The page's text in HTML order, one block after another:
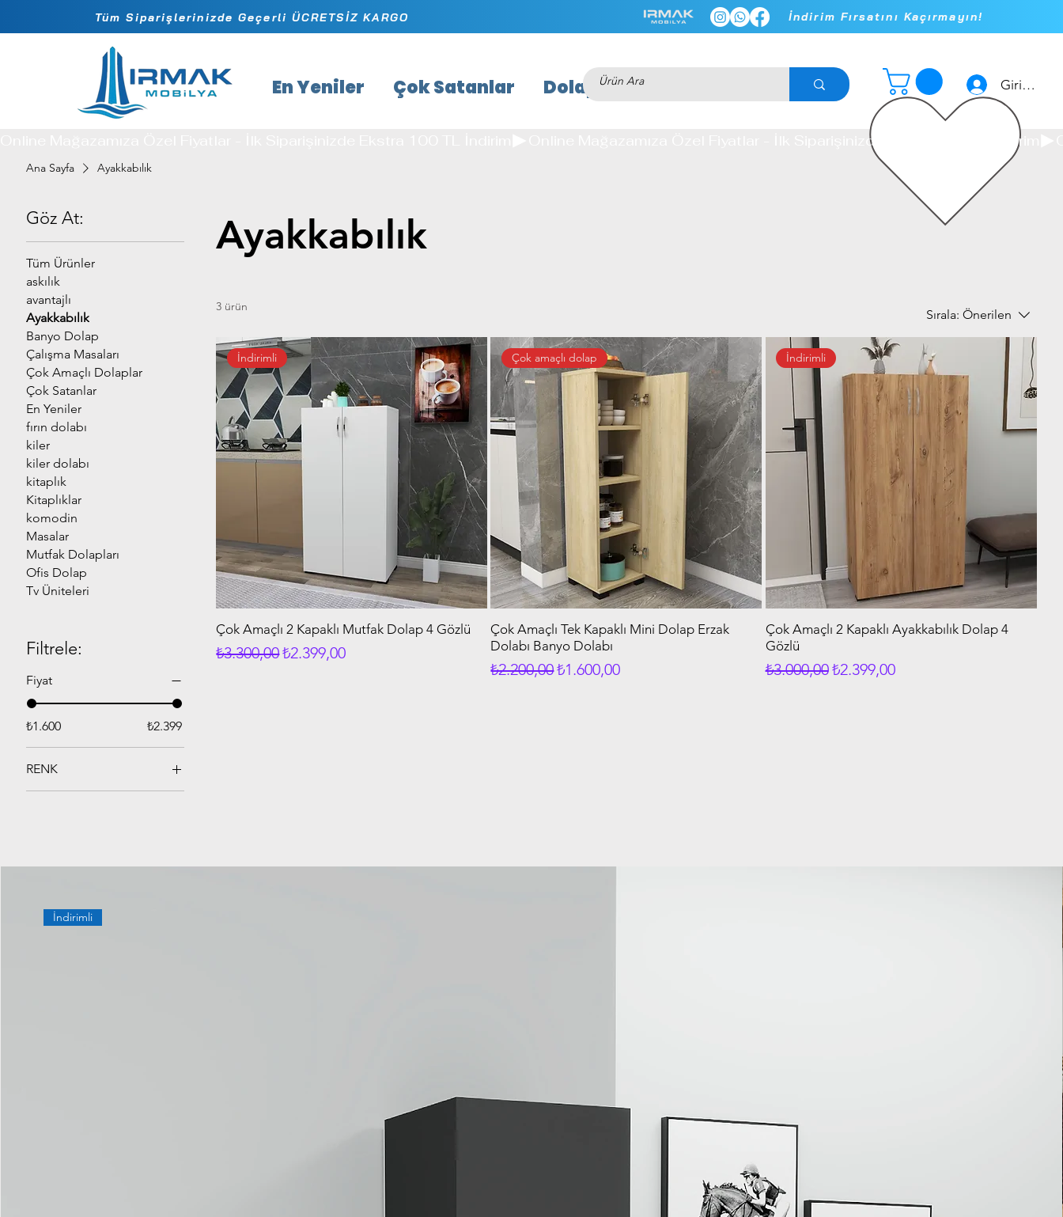
Tüm Siparişlerinizde Geçerli ÜCRETSİZ KARGO İndirim Fırsatını Kaçırmayın!
En Yeniler Çok Satanlar Dolaplar Tv Unite Kitaplıklar Giriş yap
Ana Sayfa Ayakkabılık
Göz At:
Tüm Ürünler
askılık
avantajlı
Ayakkabılık
Banyo Dolap
Çalışma Masaları
Çok Amaçlı Dolaplar
Çok Satanlar
En Yeniler
fırın dolabı
kiler
kiler dolabı
kitaplık
Kitaplıklar
komodin
Masalar
Mutfak Dolapları
Ofis Dolap
Tv Üniteleri
Filtrele:
Fiyat
₺1.600 ₺2.399
RENK
Ayakkabılık
3 ürün
Sırala: Önerilen
İndirimli
Çok Amaçlı 2 Kapaklı Mutfak Dolap 4 Gözlü
Normal Fiyat
₺3.300,00İndirimli Fiyat
₺2.399,00
Çok amaçlı dolap
Çok Amaçlı Tek Kapaklı Mini Dolap Erzak
Dolabı Banyo Dolabı
Normal Fiyat
₺2.200,00İndirimli Fiyat
₺1.600,00
İndirimli
Çok Amaçlı 2 Kapaklı Ayakkabılık Dolap 4
Gözlü
Normal Fiyat
₺3.000,00İndirimli Fiyat
₺2.399,00
İndirimli